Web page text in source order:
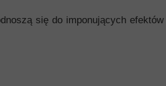
się do imponujących efektów